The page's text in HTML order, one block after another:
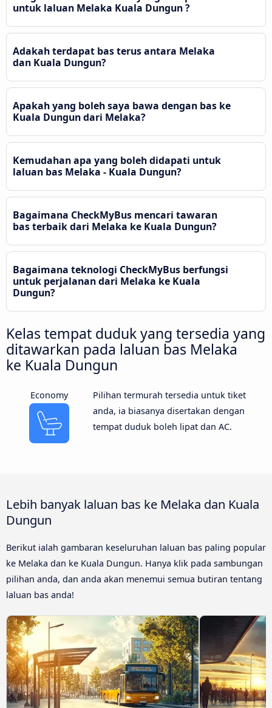
untuk laluan Melaka Kuala Dungun ?
Adakah terdapat bas terus antara Melaka
dan Kuala Dungun?
Apakah yang boleh saya bawa dengan bas ke
Kuala Dungun dari Melaka?
Kemudahan apa yang boleh didapati untuk
laluan bas Melaka - Kuala Dungun?
Bagaimana CheckMyBus mencari tawaran
bas terbaik dari Melaka ke Kuala Dungun?
Bagaimana teknologi CheckMyBus berfungsi
untuk perjalanan dari Melaka ke Kuala
Dungun?
Kelas tempat duduk yang tersedia yang
ditawarkan pada laluan bas Melaka
ke Kuala Dungun
Economy
Pilihan termurah tersedia untuk tiket
anda, ia biasanya disertakan dengan
tempat duduk boleh lipat dan AC.
Lebih banyak laluan bas ke Melaka dan Kuala
Dungun
Berikut ialah gambaran keseluruhan laluan bas paling popular
ke Melaka dan ke Kuala Dungun. Hanya klik pada sambungan
pilihan anda, dan anda akan menemui semua butiran tentang
laluan bas anda!